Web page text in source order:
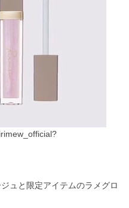
ュと限定アイテムのラメグロ